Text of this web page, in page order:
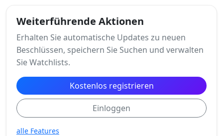
Weiterführende Aktionen
Erhalten Sie automatische Updates zu neuen
Beschlüssen, speichern Sie Suchen und verwalten
Sie Watchlists.
Kostenlos registrieren
Einloggen
alle Features